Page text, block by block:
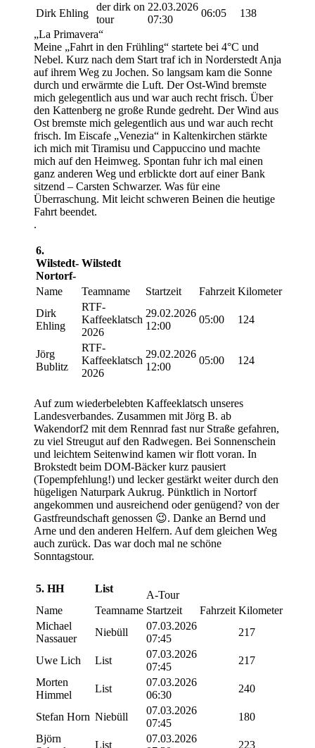
Dirk Ehling
der dirk on
tour
22.03.2026
07:30
06:05
138
„La Primavera“
Meine „Fahrt in den Frühling“ startete bei 4°C und
Nebel. Kurz nach dem Start traf ich in Norderstedt Anja
auf ihrem Weg zu Jochen. So langsam kam die Sonne
durch und erwärmte die Luft. Der Ost-Wind bremste
mich gelegentlich aus und war auch recht frisch. Über
den Kattenberg ne große Runde gedreht. Der Wind aus
Ost bremste mich gelegentlich aus und war auch recht
frisch. Im Eiscafe „Venezia“ in Kaltenkirchen stärkte
ich mich mit Tiramisu und Cappuccino und machte
mich auf den Heimweg. Spontan fuhr ich mal einen
ganz anderen Weg und erblickte dort auf einer Bank
sitzend – Carsten Schwarzer. Was für eine
Überraschung. Mit leicht schweren Beinen die heutige
Fahrt beendet.
.
6.
Wilstedt-
Nortorf-
Wilstedt
Name Teamname Startzeit Fahrzeit Kilometer
Dirk
Ehling
RTF-
Kaffeeklatsch
2026
29.02.2026
12:00
05:00 124
Jörg
Bublitz
RTF-
Kaffeeklatsch
2026
29.02.2026
12:00
05:00 124
Auf zum wiederbelebten Kaffeeklatsch unseres
Landesverbandes. Zusammen mit Jörg B. ab
Wakendorf2 mit dem Rennrad fast nur Straße gefahren,
zu viel Streugut auf den Radwegen. Bei Sonnenschein
und leichtem Seitenwind kamen wir flott voran. In
Brokstedt beim DOM-Bäcker kurz pausiert
(Topempfehlung!) und lecker gestärkt weiter durch den
hügeligen Naturpark Aukrug. Pünktlich in Nortorf
angekommen und ausreichend oder genügend? von der
Gastfreundschaft genossen 😉. Danke an Bernd und
Arne und den anderen Helfern. Auf dem gleichen Weg
auch zurück. Das war doch mal ne schöne
Sonntagstour.
5. HH List
A-Tour
Name
Teamname Startzeit Fahrzeit Kilometer
Michael
Nassauer
Niebüll
07.03.2026
07:45
217
Uwe Lich List
07.03.2026
07:45
217
Morten
Himmel
List
07.03.2026
06:30
240
Stefan Horn Niebüll
07.03.2026
07:45
180
Björn
List
07.03.2026
223